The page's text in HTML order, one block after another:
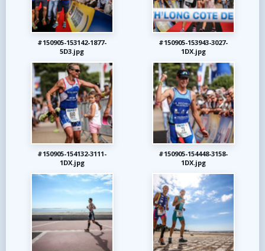
#150905-153142-1877-
5D3.jpg
#150905-153943-3027-
1DX.jpg
#150905-154132-3111-
1DX.jpg
#150905-154448-3158-
1DX.jpg